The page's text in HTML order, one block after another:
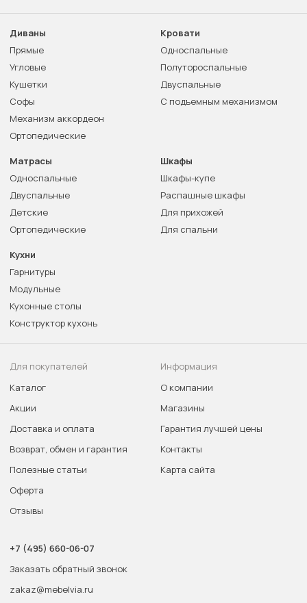
Диваны
Прямые
Угловые
Кушетки
Софы
Механизм аккордеон
Ортопедические
Кровати
Односпальные
Полутороспальные
Двуспальные
С подъемным механизмом
Матрасы
Односпальные
Двуспальные
Детские
Ортопедические
Шкафы
Шкафы-купе
Распашные шкафы
Для прихожей
Для спальни
Кухни
Гарнитуры
Модульные
Кухонные столы
Конструктор кухонь
Для покупателей
Каталог
Акции
Доставка и оплата
Возврат, обмен и гарантия
Полезные статьи
Оферта
Отзывы
Информация
О компании
Магазины
Гарантия лучшей цены
Контакты
Карта сайта
+7 (495) 660-06-07
Заказать обратный звонок
zakaz@mebelvia.ru